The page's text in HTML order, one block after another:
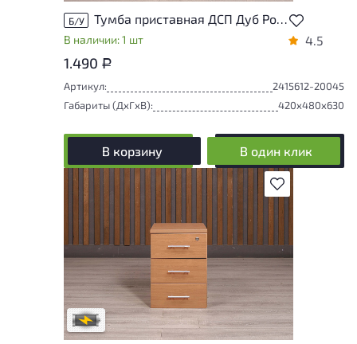
Б/У Тумба приставная ДСП Дуб Россия
В наличии: 1 шт 4.5
1.490 Р
Артикул:
2415612-20045
Габариты (ДxГxВ):
420x480x630
В корзину В один клик
В избранное
Степень износа находится на стадии
проверки. Вы можете уточнить
дополнительную информацию у
сотрудников магазина
В обработке